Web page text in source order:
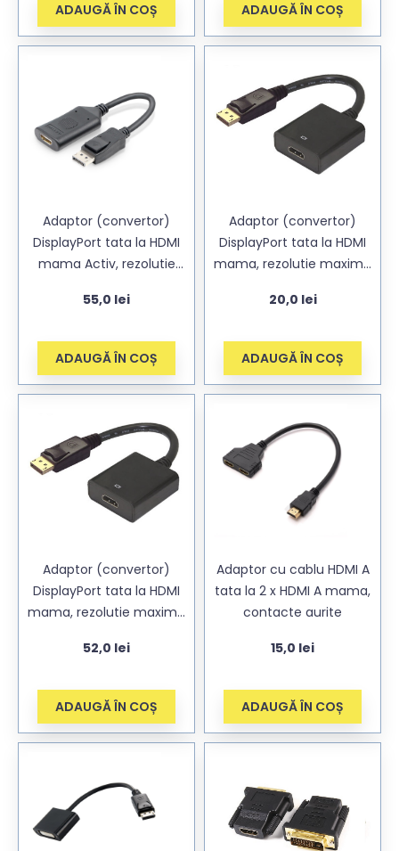
ADAUGĂ ÎN COȘ ADAUGĂ ÎN COȘ
Adaptor (convertor)
DisplayPort tata la HDMI
mama Activ, rezolutie
55,0 lei
ADAUGĂ ÎN COȘ
Adaptor (convertor)
DisplayPort tata la HDMI
mama, rezolutie maxima
20,0 lei
ADAUGĂ ÎN COȘ
Adaptor (convertor)
DisplayPort tata la HDMI
mama, rezolutie maxima
52,0 lei
ADAUGĂ ÎN COȘ
Adaptor cu cablu HDMI A
tata la 2 x HDMI A mama,
contacte aurite
15,0 lei
ADAUGĂ ÎN COȘ